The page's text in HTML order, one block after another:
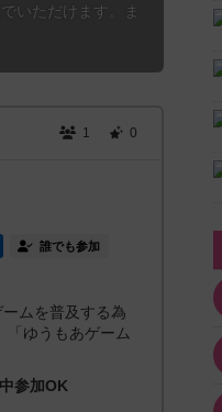
いただけます。ま
1 0
誰でも参加
ムを普及する為
「ゆうもあゲーム
参加OK